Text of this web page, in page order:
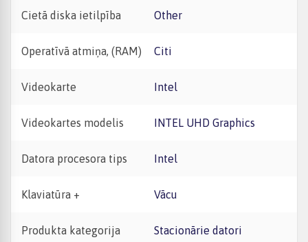
Cietā diska ietilpība Other
Operatīvā atmiņa, (RAM) Citi
Videokarte Intel
Videokartes modelis INTEL UHD Graphics
Datora procesora tips Intel
Klaviatūra + vācu
Produkta kategorija Stacionārie datori